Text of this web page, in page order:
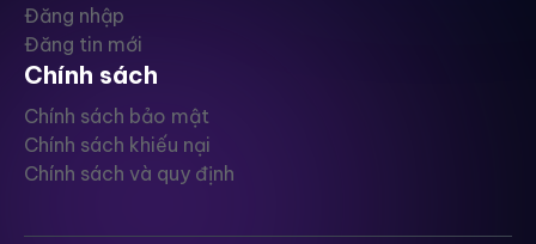
Đăng nhập
Đăng tin mới
Chính sách
Chính sách bảo mật
Chính sách khiếu nại
Chính sách và quy định